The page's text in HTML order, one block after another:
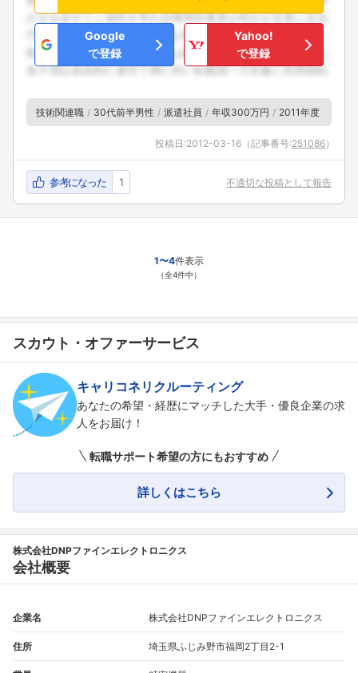
Google
で登録
Yahoo!
で登録
技術関連職 30代前半男性 派遣社員 年収300万円 2011年度
投稿日:2012-03-16 （記事番号:251086）
参考になった 1 不適切な投稿として報告
1〜4件表示
（全4件中）
スカウト・オファーサービス
キャリコネリクルーティング
あなたの希望・経歴にマッチした大手・優良企業の求
人をお届け！
転職サポート希望の方にもおすすめ
詳しくはこちら
株式会社DNPファインエレクトロニクス
会社概要
企業名 株式会社DNPファインエレクトロニクス
住所 埼玉県ふじみ野市福岡2丁目2-1